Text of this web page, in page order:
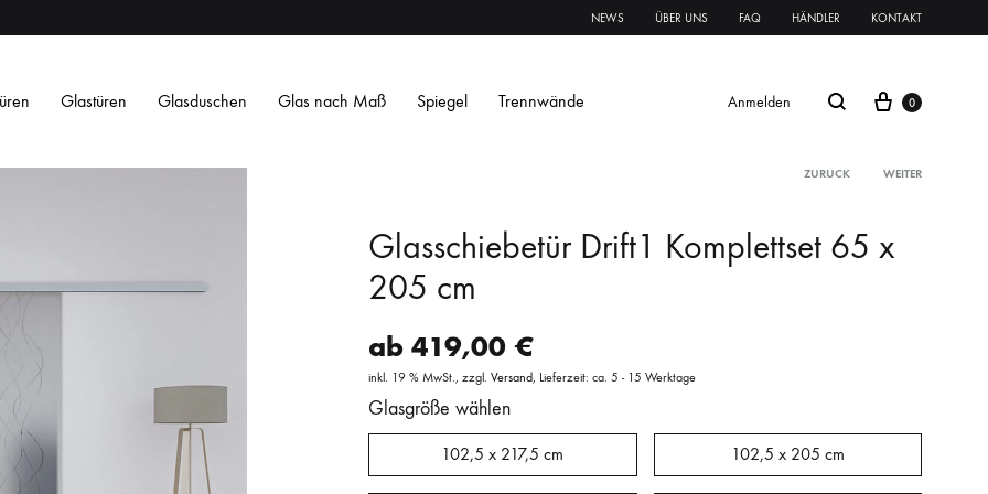
NEWS ÜBER UNS FAQ HÄNDLER KONTAKT
Loft
Glastüren
Loft
Glasduschen Glas nach Maß
Getöntes ESG Ornament ESG Klares VSG
Spiegel Trennwände Anmelden 0
ZURÜCK WEITER
Glasschiebetür Drift1 Komplettset 65 x
205 cm
ab 419,00 €
inkl. 19 % MwSt. zzgl. Versand Lieferzeit: ca. 5 - 15 Werktage
Glasgröße wählen
102,5 x 217,5 cm 102,5 x 205 cm